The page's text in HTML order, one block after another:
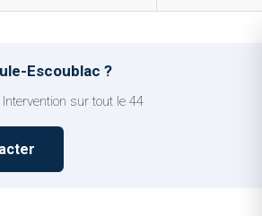
Escoublac ?
sur tout le 44